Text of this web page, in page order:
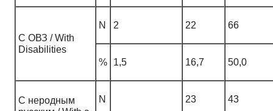
С ОВЗ / With
Disabilities
N 2 22 66
% 1,5 16,7 50,0
С неродным
N 23 43